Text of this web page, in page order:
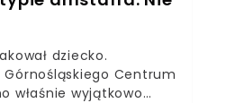
dziecko.
Centrum
właśnie wyjątkowo